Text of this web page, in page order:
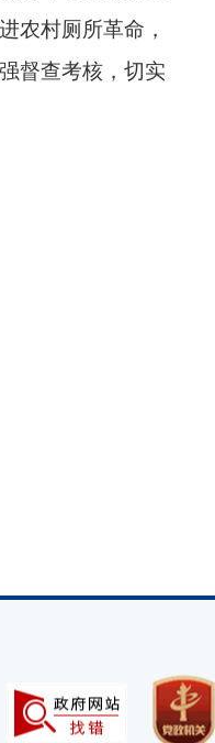
农村厕所革命，
督查考核，切实